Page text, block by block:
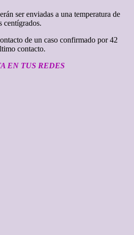
ser enviadas a una temperatura de
centígrados.
de un caso confirmado por 42
contacto.
EN TUS REDES